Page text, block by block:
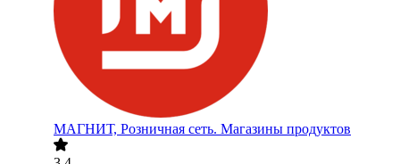
МАГНИТ, Розничная сеть. Магазины продуктов